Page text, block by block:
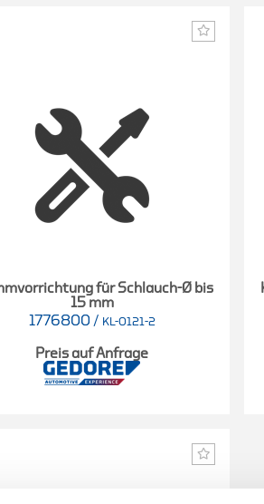
für Schlauch-Ø bis
15 mm
1776800 / KL-0121-2
Preis auf Anfrage